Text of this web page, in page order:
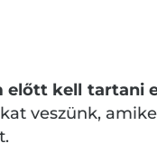
előtt kell tartani
veszünk,